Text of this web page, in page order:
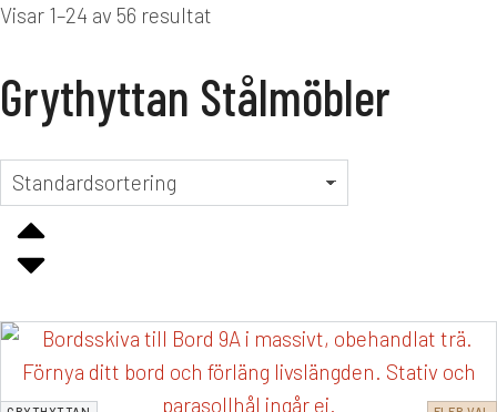
Visar 1–24 av 56 resultat
Grythyttan Stålmöbler